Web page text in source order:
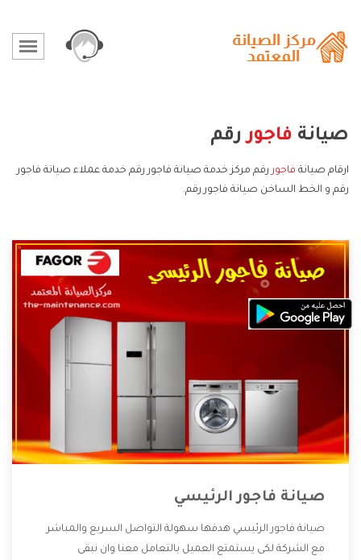
صيانة فاجوررقم
ارقام صيانة فاجور رقم مركز خدمة صيانة فاجور رقم خدمة عملاء صيانة فاجور
رقم و الخط الساخن صيانة فاجور رقم.
صيانة فاجور الرئيسي
صيانة فاجور الرئيسي هدفها سهولة التواصل السريع والمباشر
مع الشركة لكى يستمتع العميل بالتعامل معنا وان نبقى